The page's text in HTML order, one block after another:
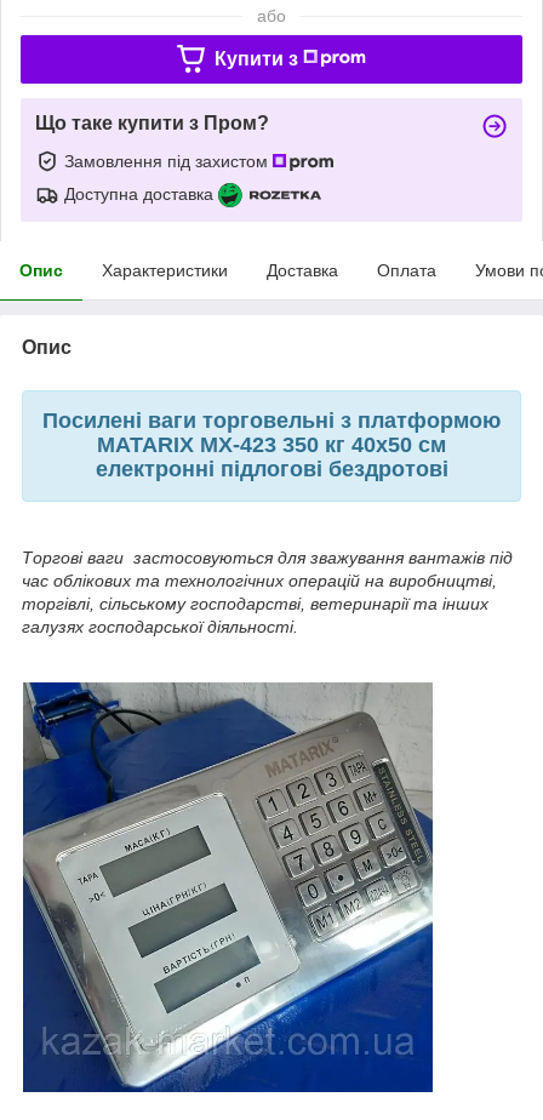
або
Купити з
Що таке купити з Пром?
Замовлення під захистом
Доступна доставка
Опис Характеристики Доставка Оплата Умови
Опис
Посилені ваги торговельні з платформою
MATARIX MX-423 350 кг 40х50 см
електронні підлогові бездротові
Торгові ваги застосовуються для зважування вантажів під
час облікових та технологічних операцій на виробництві,
торгівлі, сільському господарстві, ветеринарії та інших
галузях господарської діяльності.